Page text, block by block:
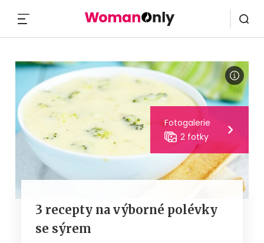
Fotogalerie
2 fotky
3 recepty na výborné polévky
se sýrem